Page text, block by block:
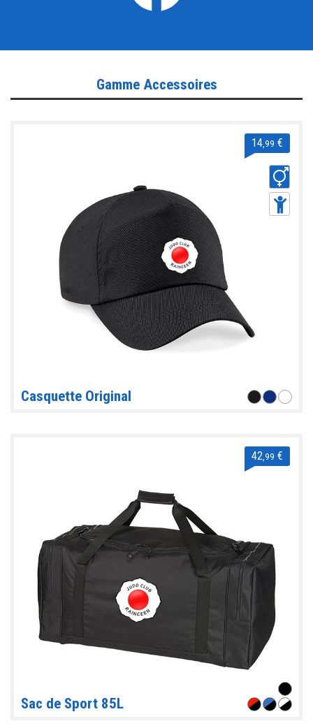
Gamme Accessoires
14,99 €
Casquette Original
42 ,99 €
Sac de Sport 85L